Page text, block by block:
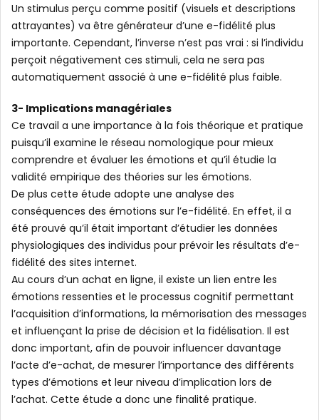
Un stimulus perçu comme positif (visuels et descriptions
attrayantes) va être générateur d’une e-fidélité plus
importante. Cependant, l’inverse n’est pas vrai : si l’individu
perçoit négativement ces stimuli, cela ne sera pas
automatiquement associé à une e-fidélité plus faible.
3- Implications managériales
Ce travail a une importance à la fois théorique et pratique
puisqu’il examine le réseau nomologique pour mieux
comprendre et évaluer les émotions et qu’il étudie la
validité empirique des théories sur les émotions.
De plus cette étude adopte une analyse des
conséquences des émotions sur l’e-fidélité. En effet, il a
été prouvé qu’il était important d’étudier les données
physiologiques des individus pour prévoir les résultats d’e-
fidélité des sites internet.
Au cours d’un achat en ligne, il existe un lien entre les
émotions ressenties et le processus cognitif permettant
l’acquisition d’informations, la mémorisation des messages
et influençant la prise de décision et la fidélisation. Il est
donc important, afin de pouvoir influencer davantage
l’acte d’e-achat, de mesurer l’importance des différents
types d’émotions et leur niveau d’implication lors de
l’achat. Cette étude a donc une finalité pratique.